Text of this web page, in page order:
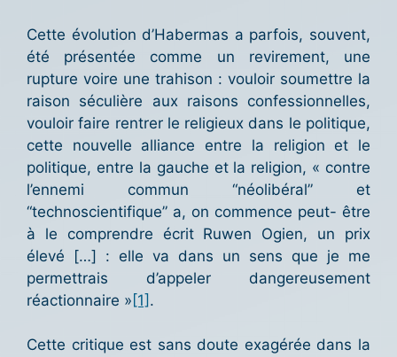
Cette évolution d’Habermas a parfois, souvent,
été présentée comme un revirement, une
rupture voire une trahison : vouloir soumettre la
raison séculière aux raisons confessionnelles,
vouloir faire rentrer le religieux dans le politique,
cette nouvelle alliance entre la religion et le
politique, entre la gauche et la religion, « contre
l’ennemi commun “néolibéral” et
“technoscientifique” a, on commence peut- être
à le comprendre écrit Ruwen Ogien, un prix
élevé […] : elle va dans un sens que je me
permettrais d’appeler dangereusement
réactionnaire » [1] .
Cette critique est sans doute exagérée dans la